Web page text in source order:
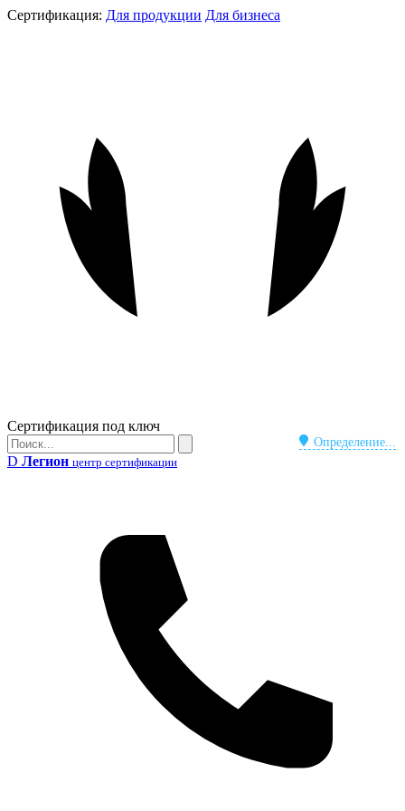
Сертификация: Для продукции Для бизнеса
Бейдж
Сертификация под ключ
Определение...
Поиск
Поиск
D Легион центр сертификации